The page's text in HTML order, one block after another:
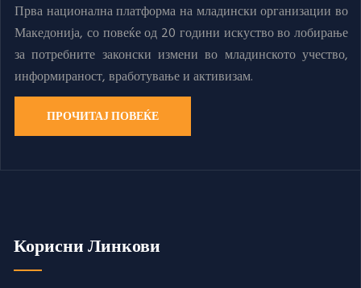
Прва национална платформа на младински организации во
Македонија, со повеќе од 20 години искуство во лобирање
за потребните законски измени во младинското учество,
информираност, вработување и активизам.
ПРОЧИТАЈ ПОВЕЌЕ
Корисни Линкови